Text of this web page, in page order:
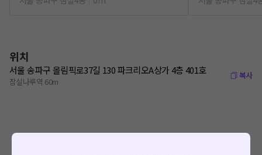
위치
서울 송파구 올림픽로37길 130 파크리오A상가 4층 401호
잠실나루역 60m
복사